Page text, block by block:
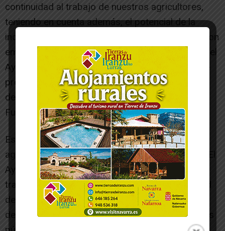
continuidad al trabajo de nuestros agricultores,
teniendo en cuenta además, el potencial de la
industria agroalimentaria en nuestro municipio, con
empresas como Congelados de Navarra. Desde el
Ayuntamiento vamos a acompañar y apoyar este
proceso desde el primer momento, convencidos
de que es una inversión estratégica para
Fustiñana”.
Este acuerdo marca un paso decisivo hacia una
agricultura más eficiente, moderna y sostenible. El
Ayuntamiento reitera su compromiso de seguir
trabajando junto a los agricultores, la Comunidad
de Regantes y solicitar el apoyo y la financiación
del Gobierno de Navarra y otras administraciones